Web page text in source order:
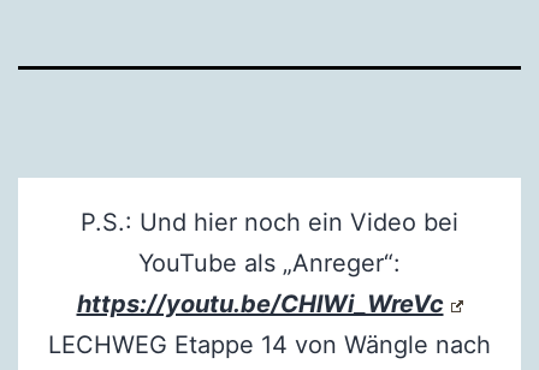
P.S.: Und hier noch ein Video bei
YouTube als „Anreger“:
https://youtu.be/CHlWi_WreVc
LECHWEG Etappe 14 von Wängle nach